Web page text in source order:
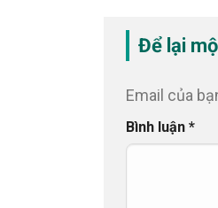
Để lại
Email của
Bình luận *